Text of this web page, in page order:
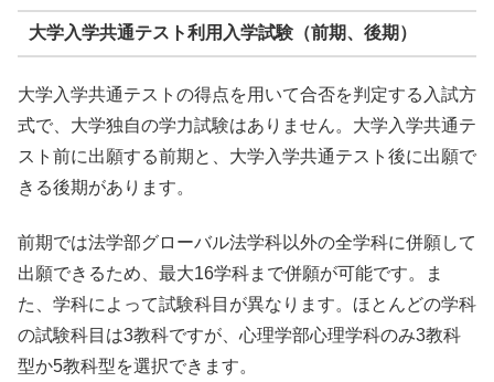
大学入学共通テスト利用入学試験（前期、後期）
大学入学共通テストの得点を用いて合否を判定する入試方
式で、大学独自の学力試験はありません。大学入学共通テ
スト前に出願する前期と、大学入学共通テスト後に出願で
きる後期があります。
前期では法学部グローバル法学科以外の全学科に併願して
出願できるため、最大16学科まで併願が可能です。ま
た、学科によって試験科目が異なります。ほとんどの学科
の試験科目は3教科ですが、心理学部心理学科のみ3教科
型か5教科型を選択できます。